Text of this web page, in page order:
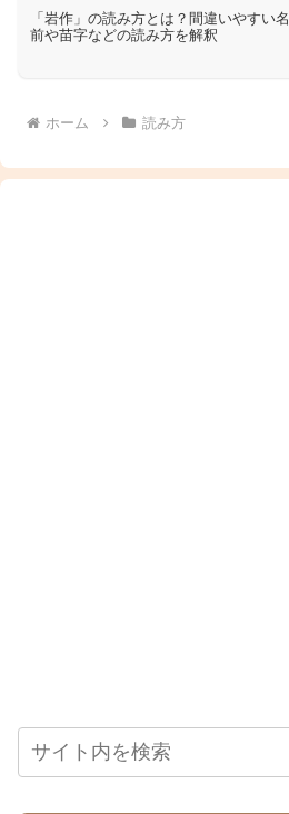
「岩作」の読み方とは？間違いやすい名
前や苗字などの読み方を解釈
ホーム 読み方